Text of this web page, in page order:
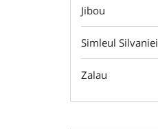
Jibou
Simleul Silvaniei
Zalau